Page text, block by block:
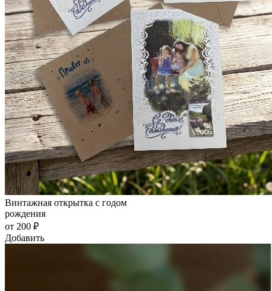
Винтажная открытка с годом
рождения
от 200 ₽
Добавить